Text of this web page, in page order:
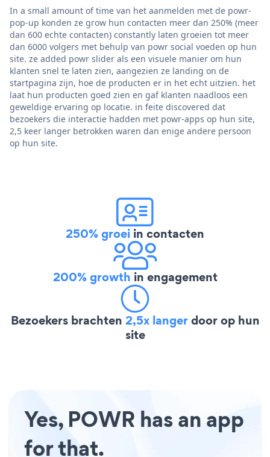
In a small amount of time van het aanmelden met de powr-
pop-up konden ze grow hun contacten meer dan 250% (meer
dan 600 echte contacten) constantly laten groeien tot meer
dan 6000 volgers met behulp van powr social voeden op hun
site. ze added powr slider als een visuele manier om hun
klanten snel te laten zien, aangezien ze landing on de
startpagina zijn, hoe de producten er in het echt uitzien. het
laat hun producten goed zien en gaf klanten naadloos een
geweldige ervaring op locatie. in feite discovered dat
bezoekers die interactie hadden met powr-apps op hun site,
2,5 keer langer betrokken waren dan enige andere persoon
op hun site.
250% groei in contacten
200% growth in engagement
Bezoekers brachten 2,5x langerdoor op hun
site
Yes, POWR has an app
for that.